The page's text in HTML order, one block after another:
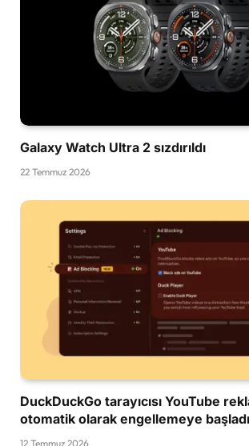
Galaxy Watch Ultra 2 sızdırıldı
22 Temmuz 2026
DuckDuckGo tarayıcısı YouTube
otomatik olarak engellemeye başladı
12 Temmuz 2026